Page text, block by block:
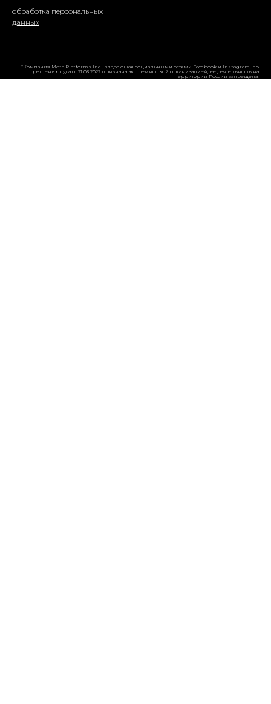
обработка персональных
данных
*Компания Meta Platforms Inc., владеющая социальными сетями Facebook и Instagram, по
решению суда от 21.03.2022 признана экстремистской организацией, ее деятельность на
территории России запрещена.